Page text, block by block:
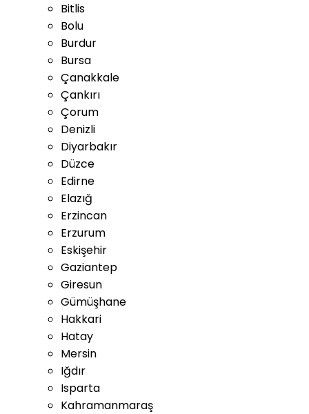
Bitlis
Bolu
Burdur
Bursa
Çanakkale
Çankırı
Çorum
Denizli
Diyarbakır
Düzce
Edirne
Elazığ
Erzincan
Erzurum
Eskişehir
Gaziantep
Giresun
Gümüşhane
Hakkari
Hatay
Mersin
Iğdır
Isparta
Kahramanmaraş